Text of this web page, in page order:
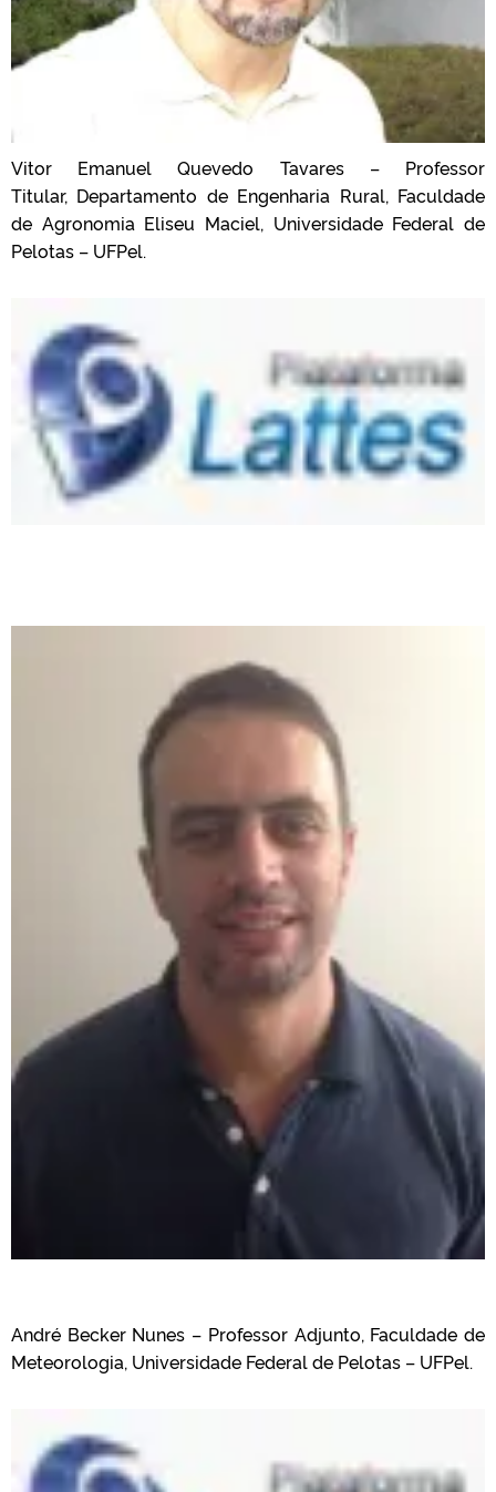
Vitor Emanuel Quevedo Tavares – Professor
Titular, Departamento de Engenharia Rural, Faculdade
de Agronomia Eliseu Maciel, Universidade Federal de
Pelotas – UFPel.
André Becker Nunes – Professor Adjunto, Faculdade de
Meteorologia, Universidade Federal de Pelotas – UFPel.